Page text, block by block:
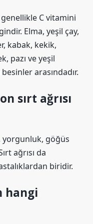
C vitamini
Elma, yeşil çay,
kabak, kekik,
pazı ve yeşil
arasındadır.
sırt ağrısı
yorgunluk, göğüs
ağrısı da
biridir.
hangi